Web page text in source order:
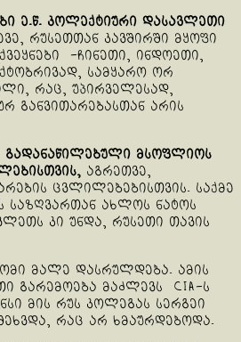
ე.წ. კოლექტიური დასავლეთი
რუსეთთან კავშირში მყოფი
-ჩინეთი, ინდოეთი,
სამყარო ორ
რაც, უპირველესად,
განვითარებასთან არის
მსოფლიოს
აგრეთვე,
ცვლილებებისთვის. საქმე
საზღვართან ახლოს ნატოს
კი უნდა, რუსეთი თავის
მალე დასრულდება. ამის
გარემოება მაძლევს CIA-ს
მის რუს კოლეგას სერგეი
რაც არ ხმაურდებოდა.